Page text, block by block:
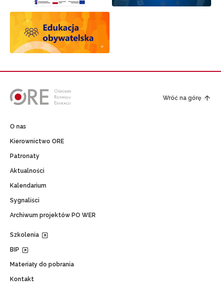
Wróć na górę
O nas
Kierownictwo ORE
Patronaty
Aktualności
Kalendarium
Sygnaliści
Archiwum projektów PO WER
Szkolenia
BIP
Materiały do pobrania
Kontakt